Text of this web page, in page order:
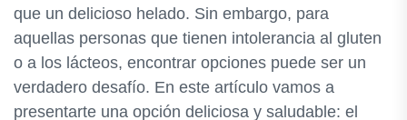
que un delicioso helado. Sin embargo, para
aquellas personas que tienen intolerancia al gluten
o a los lácteos, encontrar opciones puede ser un
verdadero desafío. En este artículo vamos a
presentarte una opción deliciosa y saludable: el